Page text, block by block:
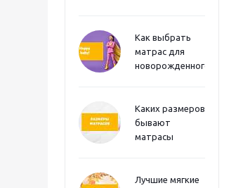
Как выбрать
матрас для
новорожденного?
Каких размеров
бывают
матрасы
Лучшие мягкие